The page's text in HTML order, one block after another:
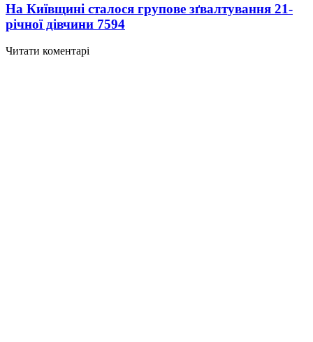
На Київщині сталося групове зґвалтування 21-
річної дівчини 7594
Читати коментарі